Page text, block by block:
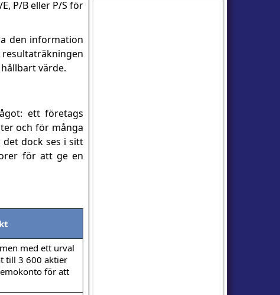
P/B eller P/S för
den information
resultaträkningen
värde.
ett företags
och för många
dock ses i sitt
för att ge en
med ett urval
till 3 600 aktier
för att